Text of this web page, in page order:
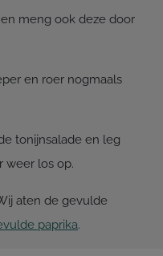
meng ook deze door
en roer nogmaals
tonijnsalade en leg
weer los op.
aten de gevulde
paprika.